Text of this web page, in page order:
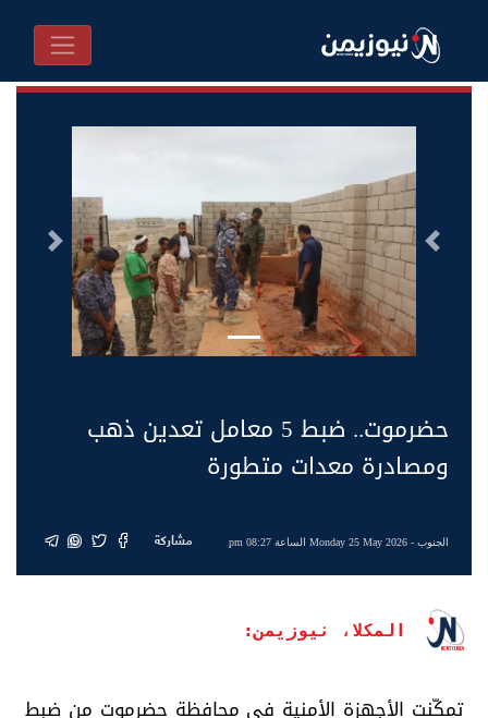
السابق التالى
حضرموت.. ضبط 5 معامل تعدين ذهب
ومصادرة معدات متطورة
الجنوب- Monday 25 May 2026 الساعة 08:27 pm مشاركة
المكلا، نيوزيمن:
تمكّنت الأجهزة الأمنية في محافظة حضرموت من ضبط